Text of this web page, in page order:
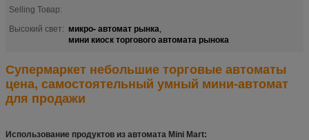
Selling Товар:
Высокий свет: микро- автомат рынка,
мини киоск торгового автомата рынока
Супермаркет небольшие торговые автоматы
цена, самостоятельный умный мини-автомат
для продажи
Использование продуктов из автомата Mini Mart: